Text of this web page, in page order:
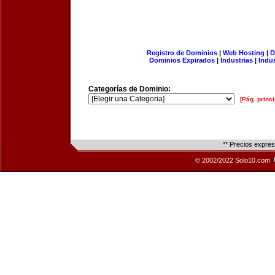
Registro de Dominios| Web Hosting |
Dominios Expirados | Industrias |
Categorías de Dominio:
[Pág.
** Precios
© 2002/2022 Solo10.com